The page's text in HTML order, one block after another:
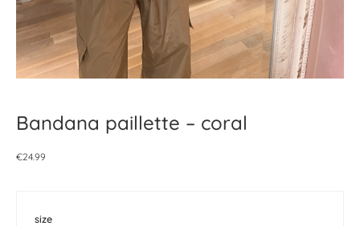
Bandana paillette – coral
€24.99
size